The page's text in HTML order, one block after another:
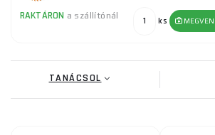
RAKTÁRON a szállítónál ks
TANÁCSOL